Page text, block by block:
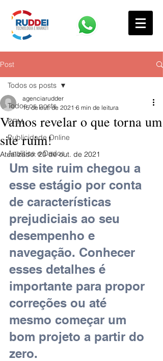
Post
Todos os posts
CRM
Publicidade Online
Analítica e Dados
Todos os posts
Vamos revelar o que torna um
site ruim!
agenciarudder
15 de out. de 2021 6 min de leitura
Atualizado:20 de out. de 2021
Um site ruim chegou a
esse estágio por conta
de características
prejudiciais ao seu
desempenho e
navegação. Conhecer
esses detalhes é
importante para propor
correções ou até
mesmo começar um
bom projeto a partir do
zero.